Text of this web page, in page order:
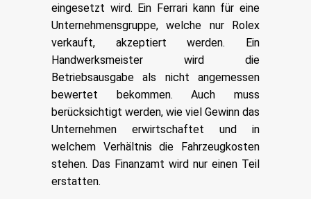
eingesetzt wird. Ein Ferrari kann für eine
Unternehmensgruppe, welche nur Rolex
verkauft, akzeptiert werden. Ein
Handwerksmeister wird die
Betriebsausgabe als nicht angemessen
bewertet bekommen. Auch muss
berücksichtigt werden, wie viel Gewinn das
Unternehmen erwirtschaftet und in
welchem Verhältnis die Fahrzeugkosten
stehen. Das Finanzamt wird nur einen Teil
erstatten.